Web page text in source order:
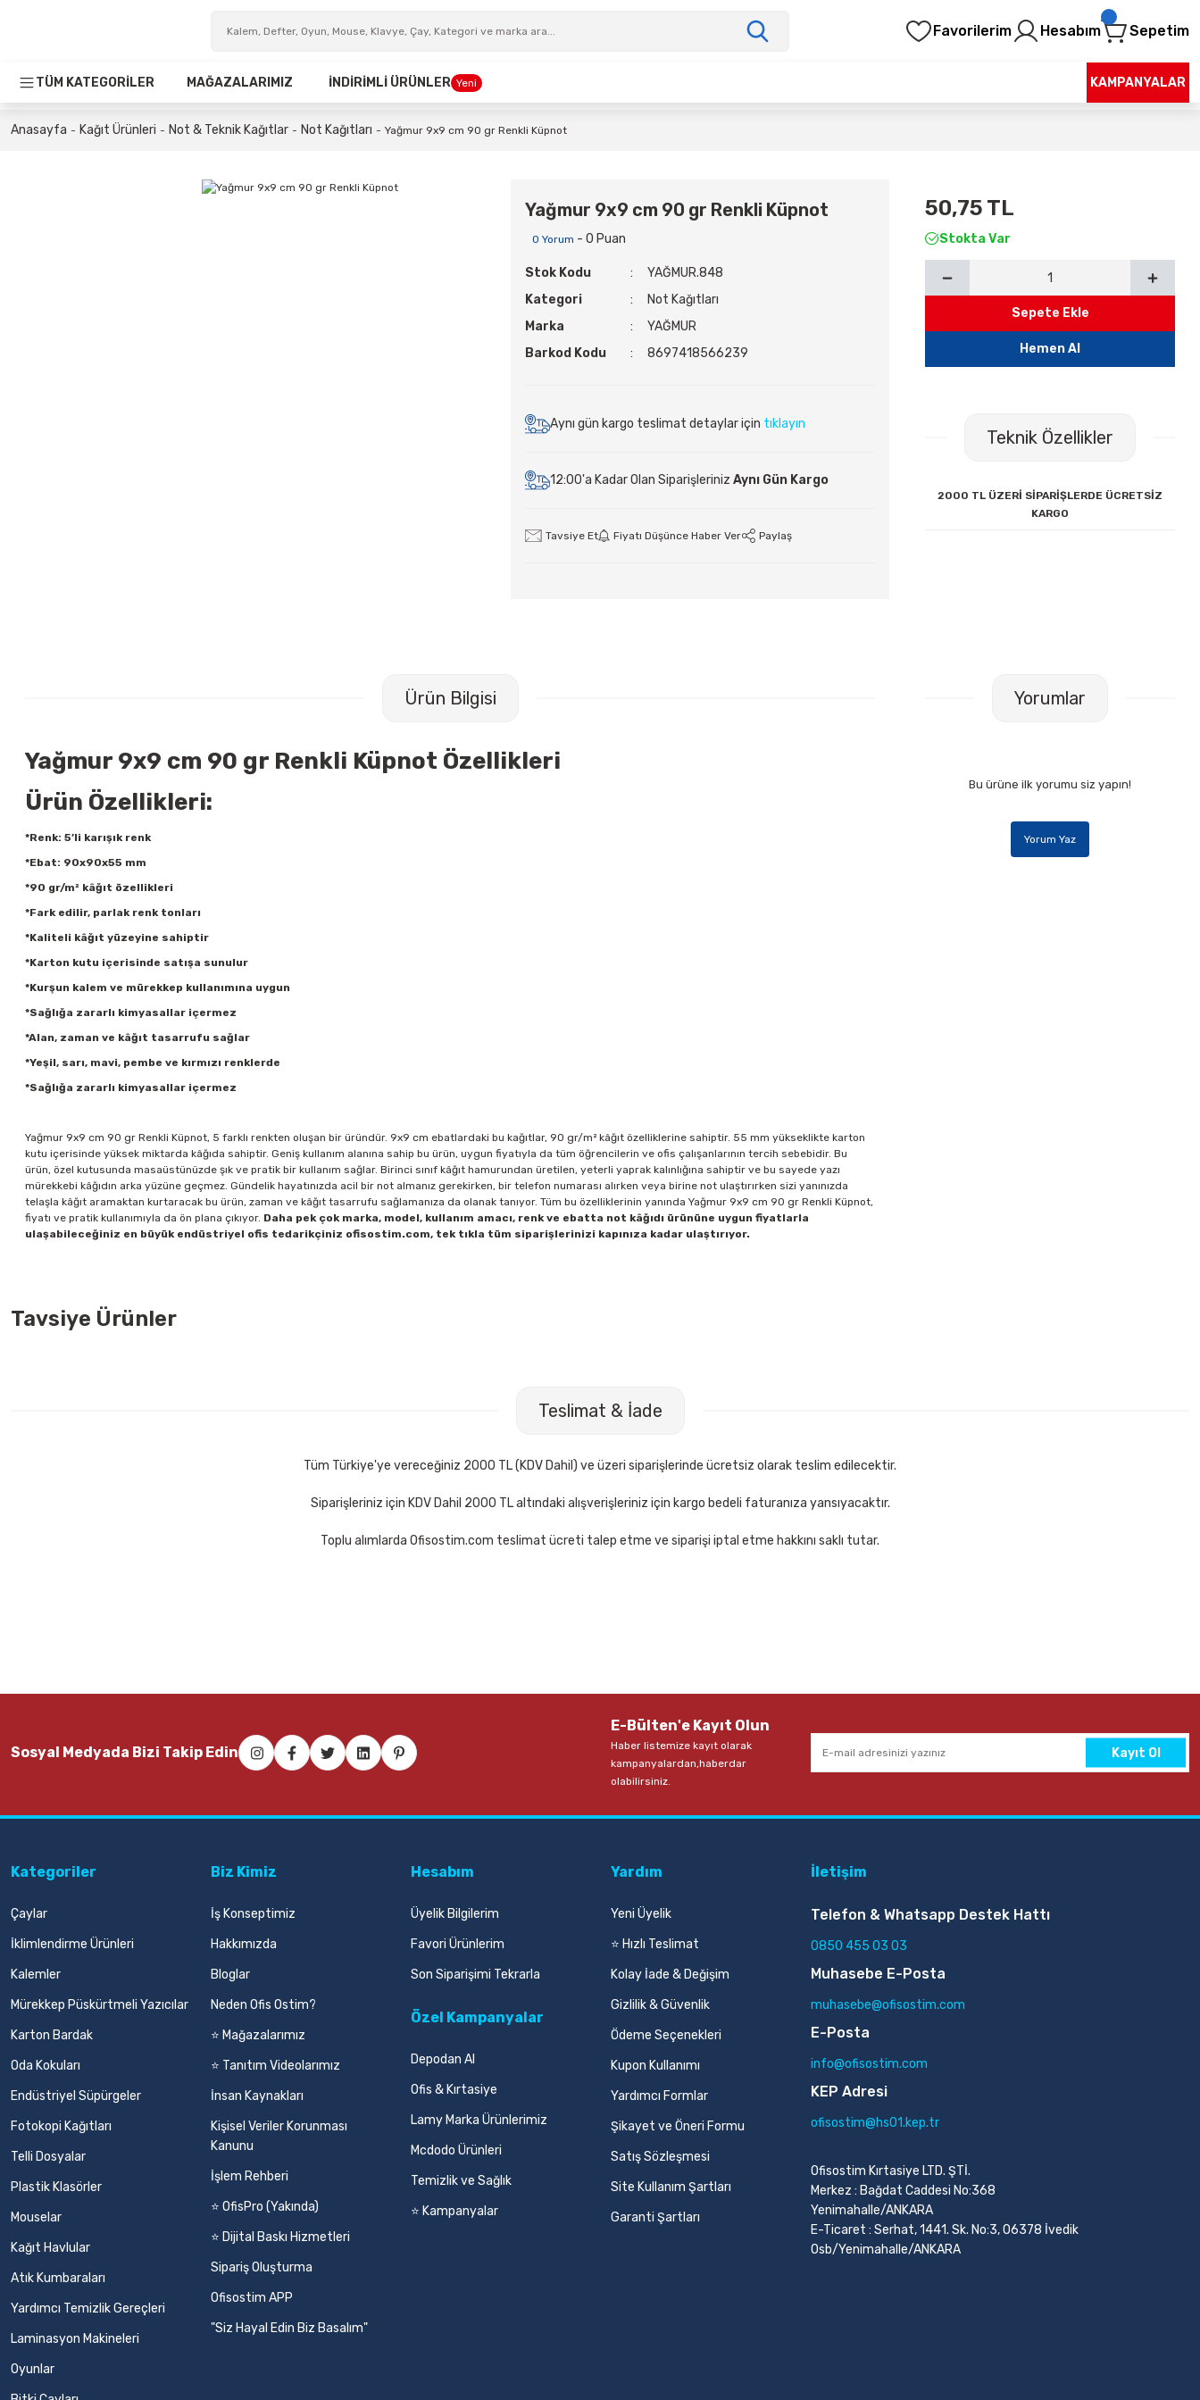
Favorilerim Hesabım Sepetim
TÜM KATEGORİLER MAĞAZALARIMIZ İNDİRİMLİ ÜRÜNLER Yeni KAMPANYALAR
Anasayfa Kağıt Ürünleri Not & Teknik Kağıtlar Not Kağıtları Yağmur 9x9 cm 90 gr Renkli Küpnot
Yağmur 9x9 cm 90 gr Renkli Küpnot
0 Yorum - 0 Puan
Stok Kodu
YAĞMUR.848
Kategori
Not Kağıtları
Marka
YAĞMUR
Barkod Kodu
8697418566239
Aynı gün kargo teslimat detaylar için tıklayın
12:00'a Kadar Olan Siparişleriniz Aynı Gün Kargo
Tavsiye Et Fiyatı Düşünce Haber Ver Paylaş
50,75 TL
Stokta Var
Sepete Ekle
Hemen Al
Teknik Özellikler
2000 TL ÜZERİ SİPARİŞLERDE ÜCRETSİZ
KARGO
Ürün Bilgisi
Yağmur 9x9 cm 90 gr Renkli Küpnot Özellikleri
Ürün Özellikleri:
*Renk: 5’li karışık renk
*Ebat: 90x90x55 mm
*90 gr/m² kâğıt özellikleri
*Fark edilir, parlak renk tonları
*Kaliteli kâğıt yüzeyine sahiptir
*Karton kutu içerisinde satışa sunulur
*Kurşun kalem ve mürekkep kullanımına uygun
*Sağlığa zararlı kimyasallar içermez
*Alan, zaman ve kâğıt tasarrufu sağlar
*Yeşil, sarı, mavi, pembe ve kırmızı renklerde
*Sağlığa zararlı kimyasallar içermez
Yağmur 9x9 cm 90 gr Renkli Küpnot, 5 farklı renkten oluşan bir üründür. 9x9 cm ebatlardaki bu kağıtlar, 90 gr/m² kâğıt özelliklerine sahiptir. 55 mm yükseklikte karton
kutu içerisinde yüksek miktarda kâğıda sahiptir. Geniş kullanım alanına sahip bu ürün, uygun fiyatıyla da tüm öğrencilerin ve ofis çalışanlarının tercih sebebidir. Bu
ürün, özel kutusunda masaüstünüzde şık ve pratik bir kullanım sağlar. Birinci sınıf kâğıt hamurundan üretilen, yeterli yaprak kalınlığına sahiptir ve bu sayede yazı
mürekkebi kâğıdın arka yüzüne geçmez. Gündelik hayatınızda acil bir not almanız gerekirken, bir telefon numarası alırken veya birine not ulaştırırken sizi yanınızda
telaşla kâğıt aramaktan kurtaracak bu ürün, zaman ve kâğıt tasarrufu sağlamanıza da olanak tanıyor. Tüm bu özelliklerinin yanında Yağmur 9x9 cm 90 gr Renkli Küpnot,
fiyatı ve pratik kullanımıyla da ön plana çıkıyor. Daha pek çok marka, model, kullanım amacı, renk ve ebatta not kâğıdı ürününe uygun fiyatlarla
ulaşabileceğiniz en büyük endüstriyel ofis tedarikçiniz ofisostim.com, tek tıkla tüm siparişlerinizi kapınıza kadar ulaştırıyor.
Yorumlar
Bu ürüne ilk yorumu siz yapın!
Yorum Yaz
Tavsiye Ürünler
Sepete Ekle
Sepete Ekle
Faber Castell 1423 Siyah Tükenmez Kalem Faber Castell 1423 Kırmızı Tükenmez Kalem
154,00 TL
Teslimat & İade
Tüm Türkiye'ye vereceğiniz 2000 TL (KDV Dahil) ve üzeri siparişlerinde ücretsiz olarak teslim edilecektir.
Siparişleriniz için KDV Dahil 2000 TL altındaki alışverişleriniz için kargo bedeli faturanıza yansıyacaktır.
Toplu alımlarda Ofisostim.com teslimat ücreti talep etme ve siparişi iptal etme hakkını saklı tutar.
Sosyal Medyada Bizi Takip Edin
E-Bülten'e Kayıt Olun
Haber listemize kayıt olarak
kampanyalardan,haberdar
olabilirsiniz.
Kayıt Ol
Kategoriler
Çaylar
İklimlendirme Ürünleri
Kalemler
Mürekkep Püskürtmeli Yazıcılar
Karton Bardak
Oda Kokuları
Endüstriyel Süpürgeler
Fotokopi Kağıtları
Telli Dosyalar
Plastik Klasörler
Mouselar
Kağıt Havlular
Atık Kumbaraları
Yardımcı Temizlik Gereçleri
Laminasyon Makineleri
Oyunlar
Biz Kimiz
İş Konseptimiz
Hakkımızda
Bloglar
Neden Ofis Ostim?
⭐ Mağazalarımız
⭐ Tanıtım Videolarımız
İnsan Kaynakları
Kişisel Veriler Korunması
Kanunu
İşlem Rehberi
⭐ OfisPro (Yakında)
⭐ Dijital Baskı Hizmetleri
Sipariş Oluşturma
Ofisostim APP
"Siz Hayal Edin Biz Basalım"
Hesabım
Üyelik Bilgilerim
Favori Ürünlerim
Son Siparişimi Tekrarla
Özel Kampanyalar
Depodan Al
Ofis & Kırtasiye
Lamy Marka Ürünlerimiz
Mcdodo Ürünleri
Temizlik ve Sağlık
⭐ Kampanyalar
Yardım
Yeni Üyelik
⭐ Hızlı Teslimat
Kolay İade & Değişim
Gizlilik & Güvenlik
Ödeme Seçenekleri
Kupon Kullanımı
Yardımcı Formlar
Şikayet ve Öneri Formu
Satış Sözleşmesi
Site Kullanım Şartları
Garanti Şartları
İletişim
Telefon & Whatsapp Destek Hattı
0850 455 03 03
Muhasebe E-Posta
muhasebe@ofisostim.com
E-Posta
info@ofisostim.com
KEP Adresi
ofisostim@hs01.kep.tr
Ofisostim Kırtasiye LTD. ŞTİ.
Merkez : Bağdat Caddesi No:368
Yenimahalle/ANKARA
E-Ticaret : Serhat, 1441. Sk. No:3, 06378 İvedik
Osb/Yenimahalle/ANKARA